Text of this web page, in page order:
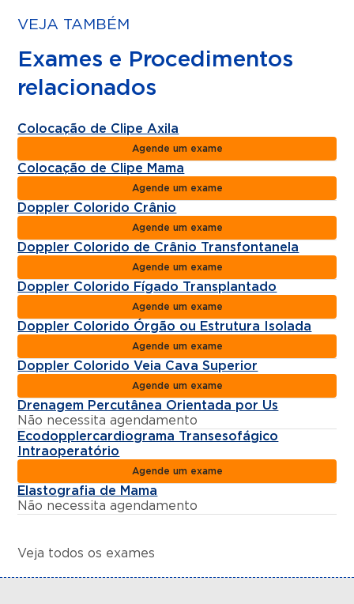
VEJA TAMBÉM
Exames e Procedimentos
relacionados
Colocação de Clipe Axila
Agende um exame
Colocação de Clipe Mama
Agende um exame
Doppler Colorido Crânio
Agende um exame
Doppler Colorido de Crânio Transfontanela
Agende um exame
Doppler Colorido Fígado Transplantado
Agende um exame
Doppler Colorido Órgão ou Estrutura Isolada
Agende um exame
Doppler Colorido Veia Cava Superior
Agende um exame
Drenagem Percutânea Orientada por Us
Não necessita agendamento
Ecodopplercardiograma Transesofágico
Intraoperatório
Agende um exame
Elastografia de Mama
Não necessita agendamento
Veja todos os exames